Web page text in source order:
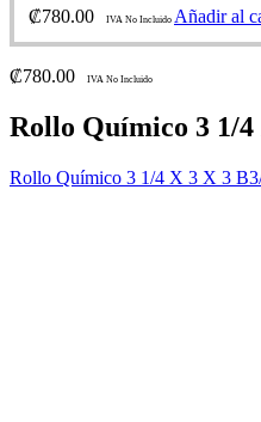
₡780.00 IVA No Incluido Añadir al
₡780.00 IVA No Incluido
Rollo Químico 3 1/4
Rollo Químico 3 1/4 X 3 X 3